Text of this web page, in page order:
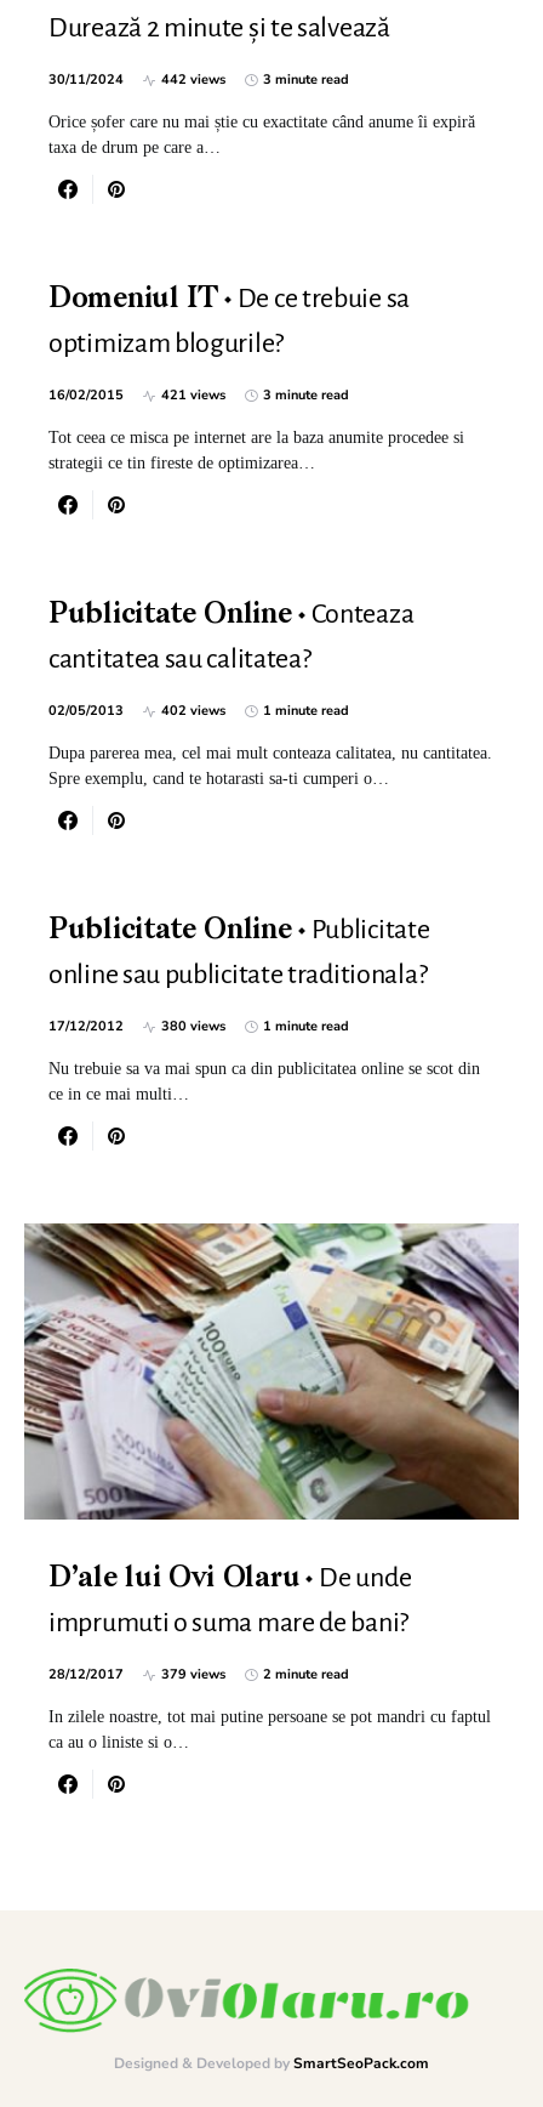
Durează 2 minute și te salvează
30/11/2024 442 views 3 minute read
Orice șofer care nu mai știe cu exactitate când anume îi expiră
taxa de drum pe care a…
Domeniul IT
De ce trebuie sa
optimizam blogurile?
16/02/2015 421 views 3 minute read
Tot ceea ce misca pe internet are la baza anumite procedee si
strategii ce tin fireste de optimizarea…
Publicitate Online
Conteaza
cantitatea sau calitatea?
02/05/2013 402 views 1 minute read
Dupa parerea mea, cel mai mult conteaza calitatea, nu cantitatea.
Spre exemplu, cand te hotarasti sa-ti cumperi o…
Publicitate Online
Publicitate
online sau publicitate traditionala?
17/12/2012 380 views 1 minute read
Nu trebuie sa va mai spun ca din publicitatea online se scot din
ce in ce mai multi…
D’ale lui Ovi Olaru
De unde
imprumuti o suma mare de bani?
28/12/2017 379 views 2 minute read
In zilele noastre, tot mai putine persoane se pot mandri cu faptul
ca au o liniste si o…
Designed & Developed bySmartSeoPack.com